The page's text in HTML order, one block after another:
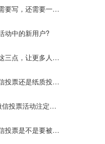
要写，还需要一些
美！
动中的新用户?
三点，让更多人参
投票还是纸质投票
投票活动注定效
投票是不是要被禁